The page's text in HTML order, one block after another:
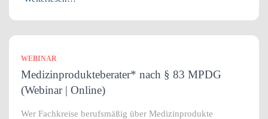
WEBINAR
Medizinprodukteberater* nach § 83 MPDG
(Webinar | Online)
Wer Fachkreise berufsmäßig über Medizinprodukte